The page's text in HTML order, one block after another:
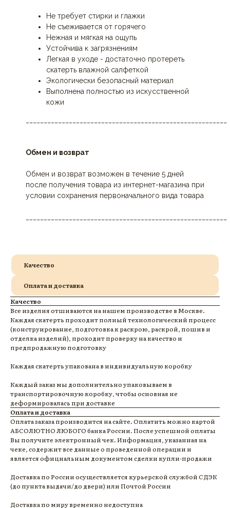
Не требует стирки и глажки
Не съеживается от горячего
Нежная и мягкая на ощупь
Устойчива к загрязнениям
Легкая в уходе - достаточно протереть
скатерть влажной салфеткой
Экологически безопасный материал
Выполнена полностью из искусственной
кожи
Обмен и возврат
Обмен и возврат возможен в течение 5 дней
после получения товара из интернет-магазина при
условии сохранения первоначального вида товара
Качество
Оплата и доставка
Качество
Все изделия отшиваются на нашем производстве в Москве.
Каждая скатерть проходит полный технологический процесс
(конструирование, подготовка к раскрою, раскрой, пошив и
отделка изделий), проходит проверку на качество и
предпродажную подготовку
Каждая скатерть упакована в индивидуальную коробку
Каждый заказ мы дополнительно упаковываем в
транспортировочную коробку, чтобы основная не
деформировалась при доставке
Оплата и доставка
Оплата заказа производится на сайте. Оплатить можно картой
АБСОЛЮТНО ЛЮБОГО банка России. После успешной оплаты
Вы получите электронный чек. Информация, указанная на
чеке, содержит все данные о проведенной операции и
является официальным документом сделки купли-продажи
Доставка по России осуществляется курьерской службой СДЭК
(до пункта выдачи/до двери) или Почтой России
Доставка по миру временно недоступна